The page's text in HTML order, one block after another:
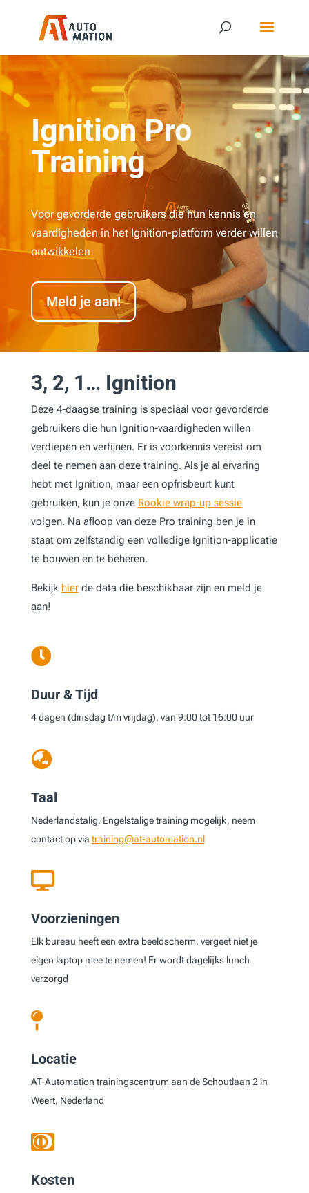
Ignition Pro
Training
Voor gevorderde gebruikers die hun kennis en
vaardigheden in het Ignition-platform verder willen
ontwikkelen
Meld je aan!
3, 2, 1… Ignition
Deze 4-daagse training is speciaal voor gevorderde
gebruikers die hun Ignition-vaardigheden willen
verdiepen en verfijnen. Er is voorkennis vereist om
deel te nemen aan deze training. Als je al ervaring
hebt met Ignition, maar een opfrisbeurt kunt
gebruiken, kun je onze Rookie wrap-up sessie
volgen. Na afloop van deze Pro training ben je in
staat om zelfstandig een volledige Ignition-applicatie
te bouwen en te beheren.
Bekijk hierde data die beschikbaar zijn en meld je
aan!

Duur & Tijd
4 dagen (dinsdag t/m vrijdag), van 9:00 tot 16:00 uur

Taal
Nederlandstalig. Engelstalige training mogelijk, neem
contact op via training@at-automation.nl

Voorzieningen
Elk bureau heeft een extra beeldscherm, vergeet niet je
eigen laptop mee te nemen! Er wordt dagelijks lunch
verzorgd

Locatie
AT-Automation trainingscentrum aan de Schoutlaan 2 in
Weert, Nederland

Kosten